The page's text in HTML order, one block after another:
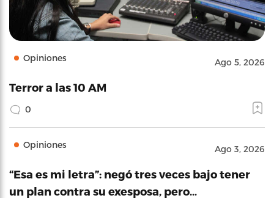
Opiniones Ago 5, 2026
Terror a las 10 AM
0
Opiniones Ago 3, 2026
“Esa es mi letra”: negó tres veces bajo tener
un plan contra su exesposa, pero…